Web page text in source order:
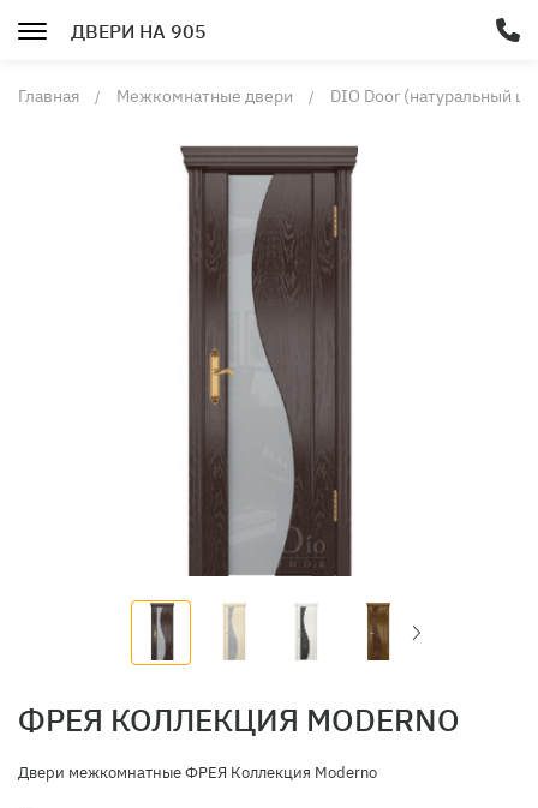
ДВЕРИ НА 905
Главная Межкомнатные двери DIO Door (натуральный
ФРЕЯ КОЛЛЕКЦИЯ MODERNO
Двери межкомнатные ФРЕЯ Коллекция Moderno